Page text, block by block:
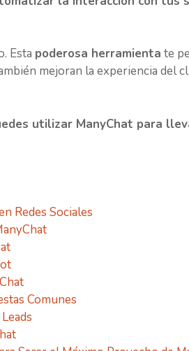
Esta poderosa herramienta te
mejoran la experiencia del
utilizar ManyChat para
Redes Sociales
Comunes